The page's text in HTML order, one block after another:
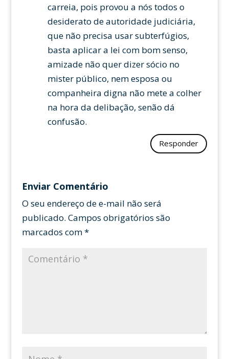
carreia, pois provou a nós todos o
desiderato de autoridade judiciária,
que não precisa usar subterfúgios,
basta aplicar a lei com bom senso,
amizade não quer dizer sócio no
mister público, nem esposa ou
companheira digna não mete a colher
na hora da delibação, senão dá
confusão.
Responder
Enviar Comentário
O seu endereço de e-mail não será
publicado. Campos obrigatórios são
marcados com*